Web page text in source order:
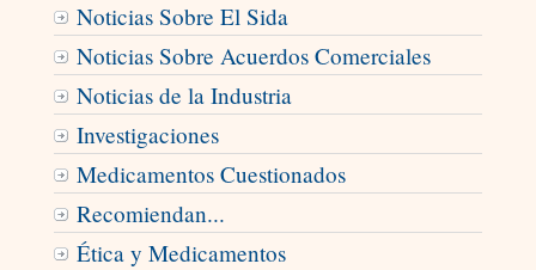
Noticias Sobre El Sida
Noticias Sobre Acuerdos Comerciales
Noticias de la Industria
Investigaciones
Medicamentos Cuestionados
Recomiendan...
Ética y Medicamentos